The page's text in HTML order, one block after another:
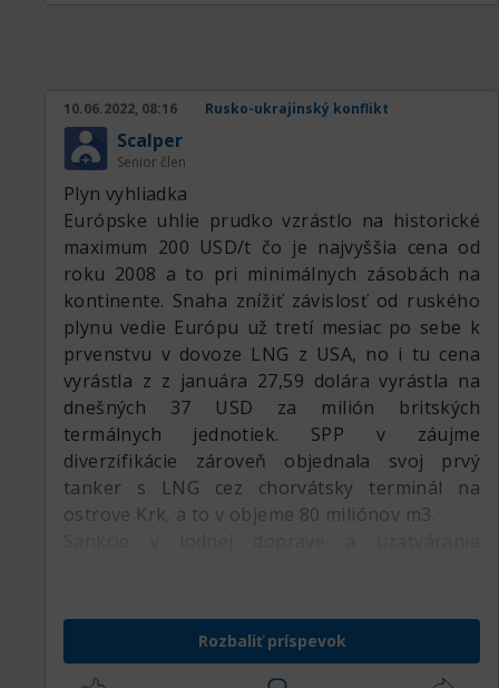
10.06.2022, 08:16 Rusko-ukrajinský konflikt
Scalper
Senior člen
Plyn vyhliadka
Európske uhlie prudko vzrástlo na historické
maximum 200 USD/t čo je najvyššia cena od
roku 2008 a to pri minimálnych zásobách na
kontinente. Snaha znížiť závislosť od ruského
plynu vedie Európu už tretí mesiac po sebe k
prvenstvu v dovoze LNG z USA, no i tu cena
vyrástla z z januára 27,59 dolára vyrástla na
dnešných 37 USD za milión britských
termálnych jednotiek. SPP v záujme
diverzifikácie zároveň objednala svoj prvý
tanker s LNG cez chorvátsky terminál na
ostrove Krk, a to v objeme 80 miliónov m3.
certifikáciu Nord stream 2 a spoločnosť
prepustila všetkých svojich 140 zamestnancov.
Na druhej strane práve obavy z rýchleho
Rozbaliť príspevok